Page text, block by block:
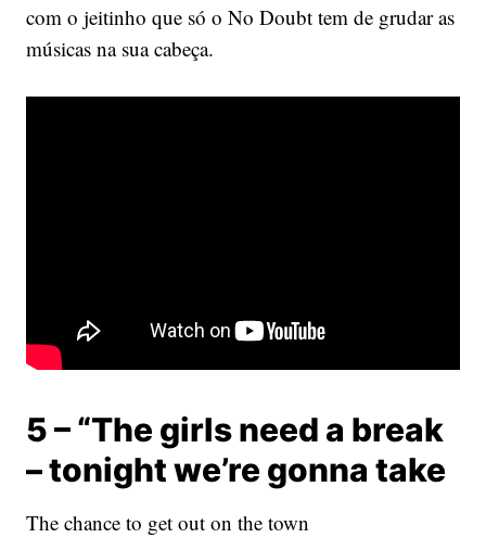
com o jeitinho que só o No Doubt tem de grudar as
músicas na sua cabeça.
5 – “The girls need a break
– tonight we’re gonna take
The chance to get out on the town